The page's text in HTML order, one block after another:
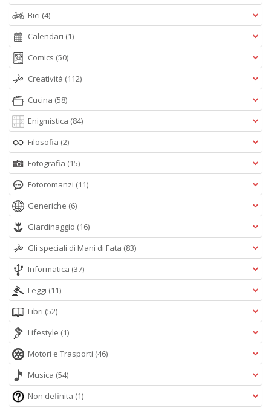
Bici (4)
Calendari (1)
Comics (50)
Creatività (112)
Cucina (58)
Enigmistica (84)
Filosofia (2)
Fotografia (15)
Fotoromanzi (11)
Generiche (6)
Giardinaggio (16)
Gli speciali di Mani di Fata (83)
Informatica (37)
Leggi (11)
Libri (52)
Lifestyle (1)
Motori e Trasporti (46)
Musica (54)
Non definita (1)